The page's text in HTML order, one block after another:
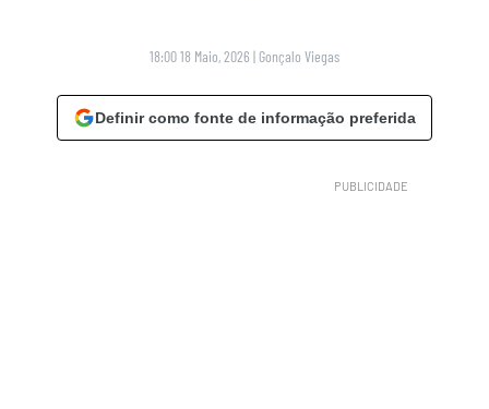
18:00 18 Maio, 2026 | Gonçalo Viegas
Definir como fonte de informação preferida